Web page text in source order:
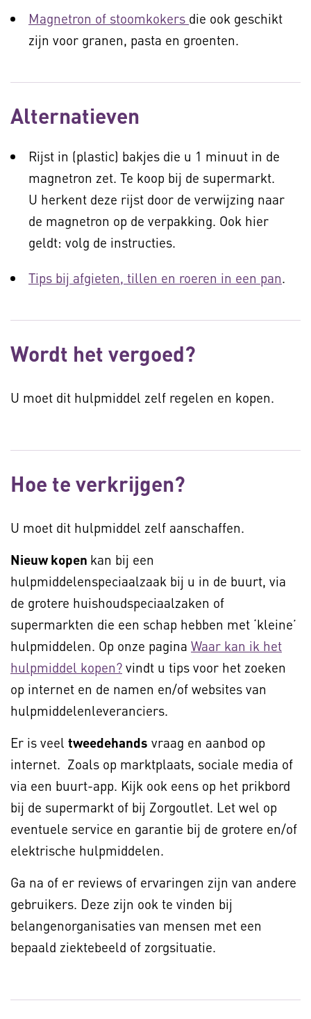
Magnetron of stoomkokers die ook geschikt
zijn voor granen, pasta en groenten.
Alternatieven
Rijst in (plastic) bakjes die u 1 minuut in de
magnetron zet. Te koop bij de supermarkt.
U herkent deze rijst door de verwijzing naar
de magnetron op de verpakking. Ook hier
geldt: volg de instructies.
Tips bij afgieten, tillen en roeren in een pan.
Wordt het vergoed?
U moet dit hulpmiddel zelf regelen en kopen.
Hoe te verkrijgen?
U moet dit hulpmiddel zelf aanschaffen.
Nieuw kopen kan bij een
hulpmiddelenspeciaalzaak bij u in de buurt, via
de grotere huishoudspeciaalzaken of
supermarkten die een schap hebben met ‘kleine’
hulpmiddelen. Op onze pagina Waar kan ik het
hulpmiddel kopen? vindt u tips voor het zoeken
op internet en de namen en/of websites van
hulpmiddelenleveranciers.
Er is veel tweedehands vraag en aanbod op
internet. Zoals op marktplaats, sociale media of
via een buurt-app. Kijk ook eens op het prikbord
bij de supermarkt of bij Zorgoutlet. Let wel op
eventuele service en garantie bij de grotere en/of
elektrische hulpmiddelen.
Ga na of er reviews of ervaringen zijn van andere
gebruikers. Deze zijn ook te vinden bij
belangenorganisaties van mensen met een
bepaald ziektebeeld of zorgsituatie.